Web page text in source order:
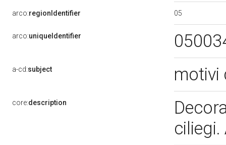
arco:regionIdentifier 05
arco:uniqueIdentifier
a-cd:subject motivi
core:description